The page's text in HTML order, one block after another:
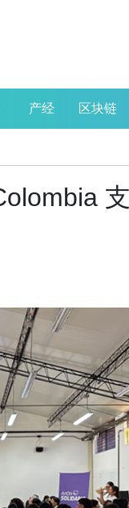
产经 区块链